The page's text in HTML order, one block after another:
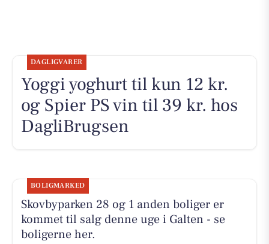
DAGLIGVARER
Yoggi yoghurt til kun 12 kr.
og Spier PS vin til 39 kr. hos
DagliBrugsen
BOLIGMARKED
Skovbyparken 28 og 1 anden boliger er
kommet til salg denne uge i Galten - se
boligerne her.